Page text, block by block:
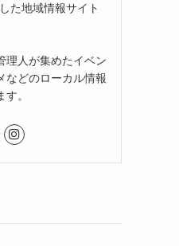
た地域情報サイト
理人が集めたイベン
などのローカル情報
。